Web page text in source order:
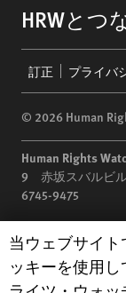
HRWとつ
menu
訂正 プライバ
© 2026 Human
Human Rights
9 赤坂スバルビ
6745-9475
Human Rights
under EIN: 13-
Human Rights
当ウェブサイ
ッキーを使用